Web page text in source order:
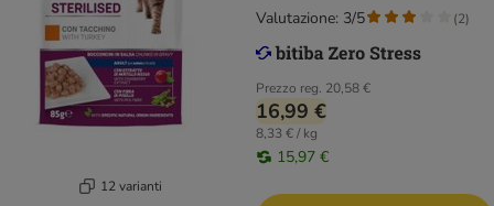
12 varianti
Prezzo reg. 20,58 €
16,99 €
8,33 € / kg
15,97 €
Valutazione: 3/5 (2)